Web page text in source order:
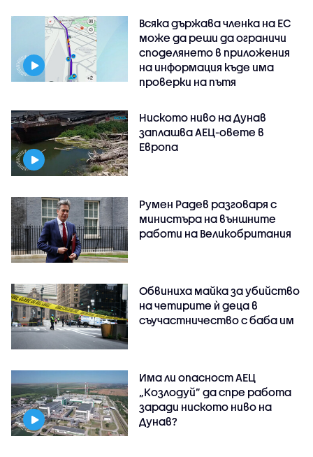
Всяка държава членка на ЕС
може да реши да ограничи
споделянето в приложения
на информация къде има
проверки на пътя
Ниското ниво на Дунав
заплашва АЕЦ-овете в
Европа
Румен Радев разговаря с
министъра на външните
работи на Великобритания
Обвиниха майка за убийство
на четирите ѝ деца в
съучастничество с баба им
Има ли опасност АЕЦ
„Козлодуй” да спре работа
заради ниското ниво на
Дунав?